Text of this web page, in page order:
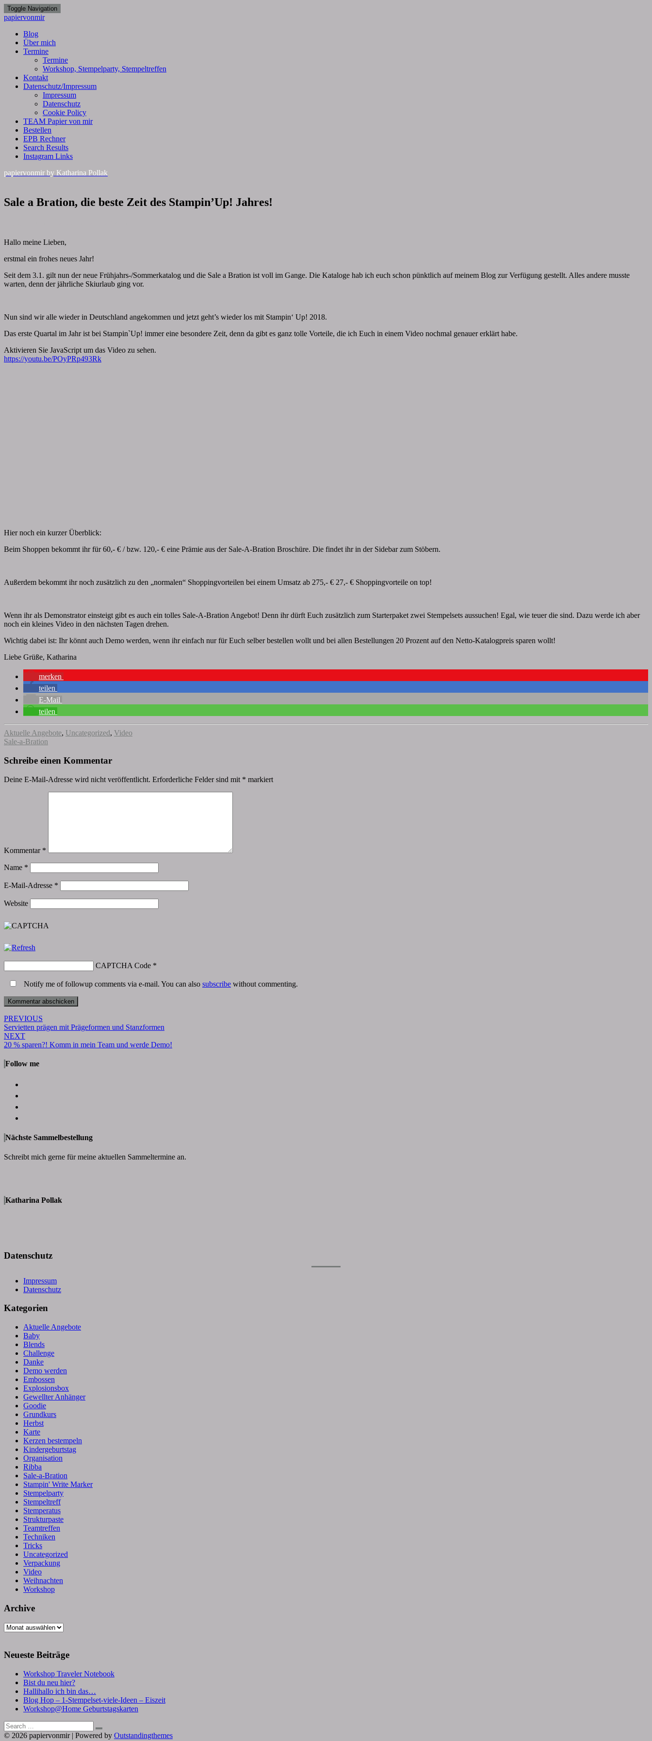
Toggle Navigation
papiervonmir
Blog
Über mich
Termine
Termine
Workshop, Stempelparty, Stempeltreffen
Kontakt
Datenschutz/Impressum
Impressum
Datenschutz
Cookie Policy
TEAM Papier von mir
Bestellen
EPB Rechner
Search Results
Instagram Links
papiervonmir by Katharina Pollak
Sale
a
Zeit
Stampin’Up!
Sale a Bration, die beste Zeit des Stampin’Up! Jahres!
Hallo meine Lieben,
erstmal ein frohes neues Jahr!
Seit dem 3.1. gilt nun der neue Frühjahrs-/Sommerkatalog und die Sale a Bration ist voll im Gange. Die Kataloge hab ich euch schon pünktlich auf meinem Blog zur Verfügung gestellt. Alles andere musste
warten, denn der jährliche Skiurlaub ging vor.
Nun sind wir alle wieder in Deutschland angekommen und jetzt geht’s wieder los mit Stampin‘ Up! 2018.
Das erste Quartal im Jahr ist bei StampinˋUp! immer eine besondere Zeit, denn da gibt es ganz tolle Vorteile, die ich Euch in einem Video nochmal genauer erklärt habe.
Aktivieren Sie JavaScript um das Video zu sehen.
https://youtu.be/POyPRp493Rk
Hier noch ein kurzer Überblick:
Beim Shoppen bekommt ihr für 60,- € / bzw. 120,- € eine Prämie aus der Sale-A-Bration Broschüre. Die findet ihr in der Sidebar zum Stöbern.
Außerdem bekommt ihr noch zusätzlich zu den „normalen“ Shoppingvorteilen bei einem Umsatz ab 275,- € 27,- € Shoppingvorteile on top!
Wenn ihr als Demonstrator einsteigt gibt es auch ein tolles Sale-A-Bration Angebot! Denn ihr dürft Euch zusätzlich zum Starterpaket zwei Stempelsets aussuchen! Egal, wie teuer die sind. Dazu werde ich aber
noch ein kleines Video in den nächsten Tagen drehen.
Wichtig dabei ist: Ihr könnt auch Demo werden, wenn ihr einfach nur für Euch selber bestellen wollt und bei allen Bestellungen 20 Prozent auf den Netto-Katalogpreis sparen wollt!
Liebe Grüße, Katharina
merken
teilen
E-Mail
teilen
Aktuelle Angebote, Uncategorized, Video
Sale-a-Bration
Schreibe einen Kommentar
Deine E-Mail-Adresse wird nicht veröffentlicht. Erforderliche Felder sind mit * markiert
Kommentar *
Name *
E-Mail-Adresse *
Website
CAPTCHA Code *
Notify me of followup comments via e-mail. You can also subscribe without commenting.
Post
navigation
PREVIOUS
Servietten prägen mit Prägeformen und Stanzformen
NEXT
20 % sparen?! Komm in mein Team und werde Demo!
Follow me
Nächste Sammelbestellung
Schreibt mich gerne für meine aktuellen Sammeltermine an.
Katharina Pollak
Datenschutz
Impressum
Datenschutz
Kategorien
Aktuelle Angebote
Baby
Blends
Challenge
Danke
Demo werden
Embossen
Explosionsbox
Gewellter Anhänger
Goodie
Grundkurs
Herbst
Karte
Kerzen bestempeln
Kindergeburtstag
Organisation
Ribba
Sale-a-Bration
Stampin' Write Marker
Stempelparty
Stempeltreff
Stemperatus
Strukturpaste
Teamtreffen
Techniken
Tricks
Uncategorized
Verpackung
Video
Weihnachten
Workshop
Archive
Archive
Neueste Beiträge
Workshop Traveler Notebook
Bist du neu hier?
Hallihallo ich bin das…
Blog Hop – 1-Stempelset-viele-Ideen – Eiszeit
Workshop@Home Geburtstagskarten
Search
for:
Search
© 2026 papiervonmir | Powered by Outstandingthemes